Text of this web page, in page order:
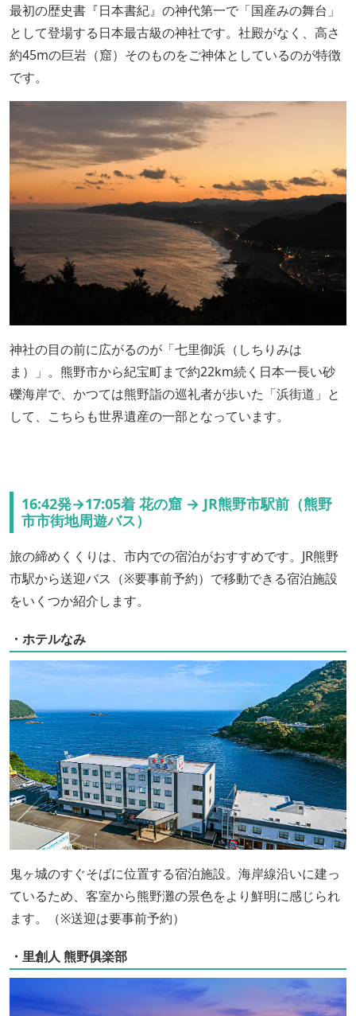
最初の歴史書『日本書紀』の神代第一で「国産みの舞台」
として登場する日本最古級の神社です。社殿がなく、高さ
約45mの巨岩（窟）そのものをご神体としているのが特徴
です。
神社の目の前に広がるのが「七里御浜（しちりみは
ま）」。熊野市から紀宝町まで約22km続く日本一長い砂
礫海岸で、かつては熊野詣の巡礼者が歩いた「浜街道」と
して、こちらも世界遺産の一部となっています。
16:42発→17:05着 花の窟 → JR熊野市駅前（熊野
市市街地周遊バス）
旅の締めくくりは、市内での宿泊がおすすめです。JR熊野
市駅から送迎バス（※要事前予約）で移動できる宿泊施設
をいくつか紹介します。
・ホテルなみ
鬼ヶ城のすぐそばに位置する宿泊施設。海岸線沿いに建っ
ているため、客室から熊野灘の景色をより鮮明に感じられ
ます。（※送迎は要事前予約）
・里創人 熊野俱楽部